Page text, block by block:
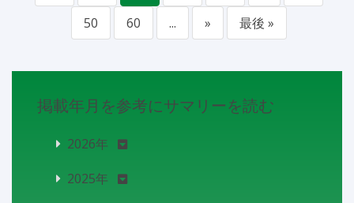
50
60 ... » 最後 »
掲載年月を参考にサマリーを読む
2026年
2025年